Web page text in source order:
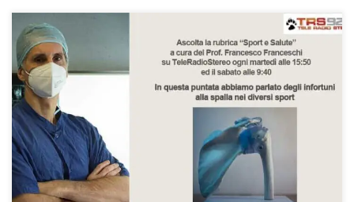
Spalla e infortuni da sport Prof. Francesco Franceschi chirurgo
ortopedico spalla a Roma – Rubrica radiofonica “Sport e Salute” in
onda su TeleRadioStereo ogni martedì alle 15:50 ed il sabato alle
9:40. Questa puntata è dedicata alla spalla ed ai possibili danni
provocati ad essa dallo sport. Se avete perso […]